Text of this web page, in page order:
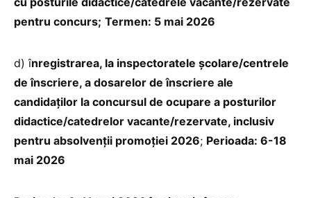
pentru concurs; Termen: 5 mai 2026
d) înregistrarea, la inspectoratele şcolare/centrele
de înscriere, a dosarelor de înscriere ale
candidaților la concursul de ocupare a posturilor
didactice/catedrelor vacante/rezervate, inclusiv
pentru absolvenții promoției 2026; Perioada: 6-18
mai 2026